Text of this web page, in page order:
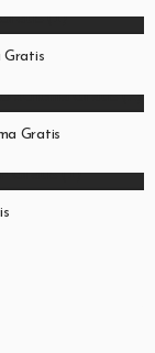
Gratis
Gratis